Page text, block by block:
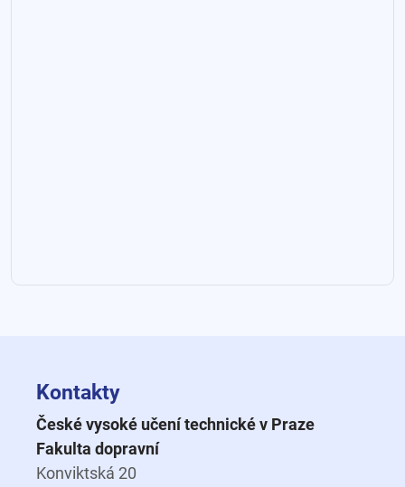
Kontakty
České vysoké učení technické v Praze
Fakulta dopravní
Konviktská 20